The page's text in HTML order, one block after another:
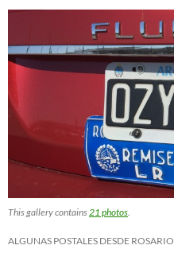
This gallery contains21 photos.
ALGUNAS POSTALES DESDE ROSARIO